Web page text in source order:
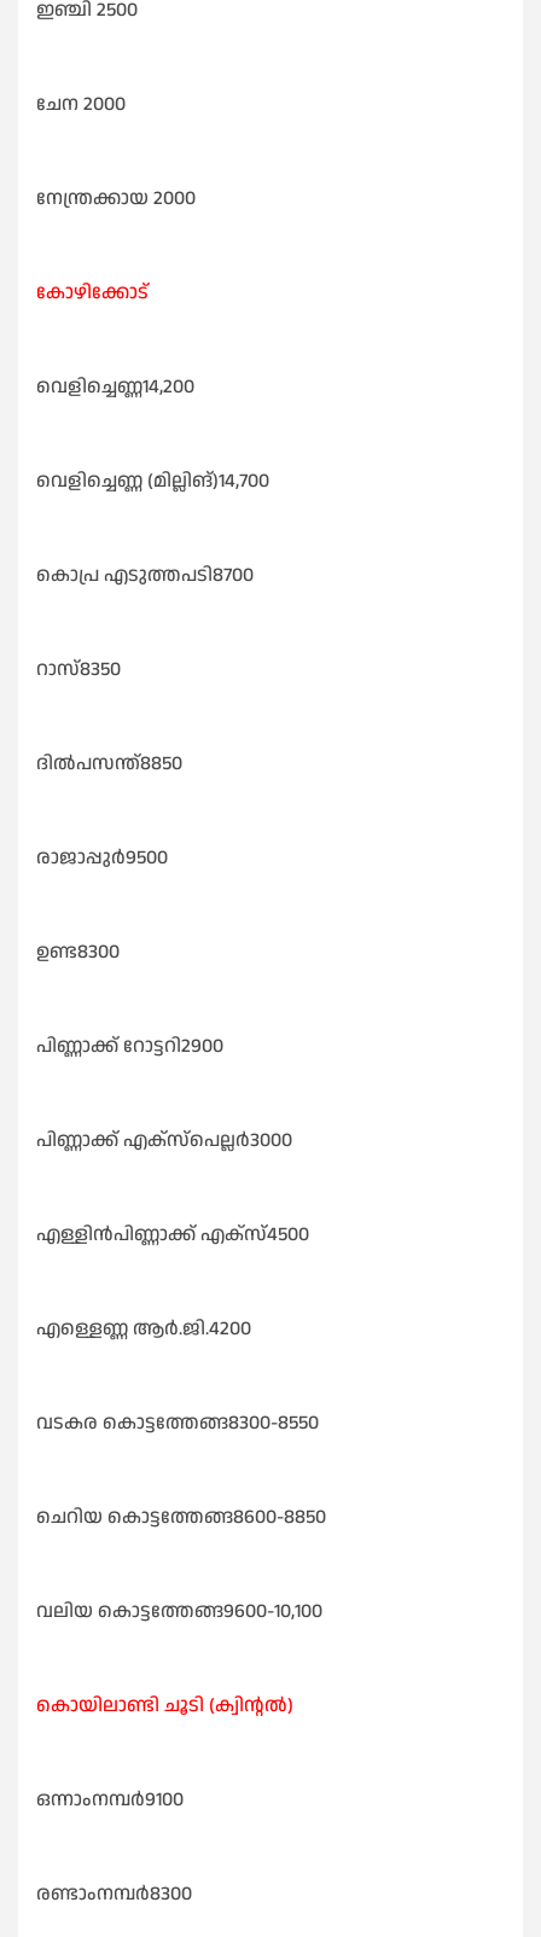
ഇഞ്ചി 2500
ചേന 2000
നേന്ത്രക്കായ 2000
കോഴിക്കോട്
വെളിച്ചെണ്ണ14,200
വെളിച്ചെണ്ണ (മില്ലിങ്)14,700
കൊപ്ര എടുത്തപടി8700
റാസ്8350
ദിൽപസന്ത്‌8850
രാജാപ്പുർ9500
ഉണ്ട8300
പിണ്ണാക്ക് റോട്ടറി2900
പിണ്ണാക്ക് എക്സ്പെല്ലർ3000
എള്ളിൻപിണ്ണാക്ക് എക്സ്4500
എള്ളെണ്ണ ആർ.ജി.4200
വടകര കൊട്ടത്തേങ്ങ8300-8550
ചെറിയ കൊട്ടത്തേങ്ങ8600-8850
വലിയ കൊട്ടത്തേങ്ങ9600-10,100
കൊയിലാണ്ടി ചൂടി (ക്വിന്റൽ)
ഒന്നാംനമ്പർ9100
രണ്ടാംനമ്പർ8300